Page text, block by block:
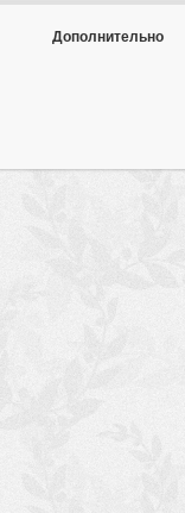
Дополнительно